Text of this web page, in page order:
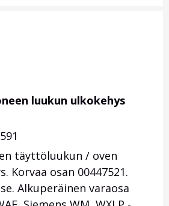
luukun ulkokehys
täyttöluukun / oven
Korvaa osan 00447521.
Alkuperäinen varaosa